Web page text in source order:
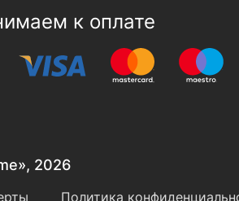
к оплате
2026
Политика